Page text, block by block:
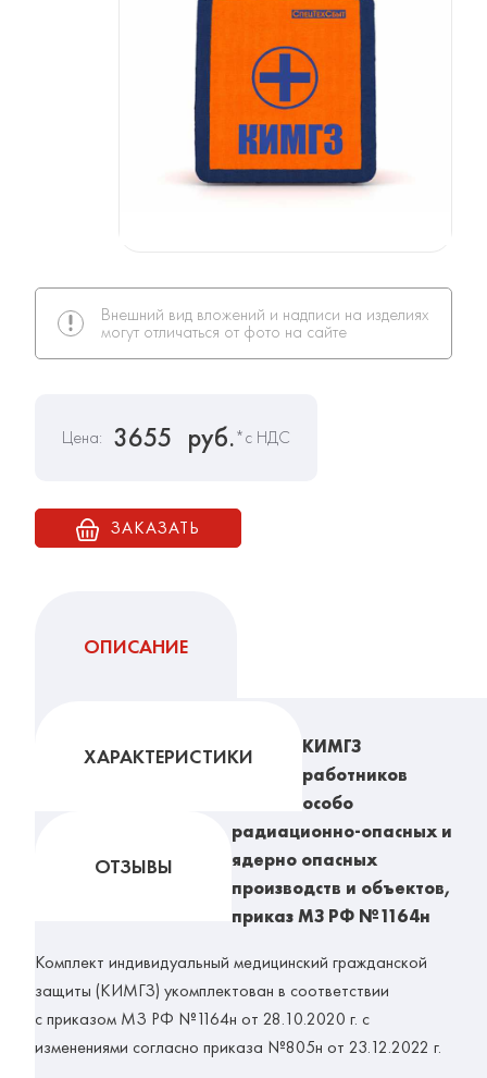
Внешний вид вложений и надписи на изделиях
могут отличаться от фото на сайте
Цена: 3655 руб.*с НДС
ЗАКАЗАТЬ
ОПИСАНИЕ
ХАРАКТЕРИСТИКИ
ОТЗЫВЫ
КИМГЗ
работников
особо
радиационно-опасных и
ядерно опасных
производств и объектов,
приказ МЗ РФ №1164н
Комплект индивидуальный медицинский гражданской
защиты (КИМГЗ) укомплектован в соответствии
с приказом МЗ РФ №1164н от 28.10.2020 г. с
изменениями согласно приказа №805н от 23.12.2022 г.